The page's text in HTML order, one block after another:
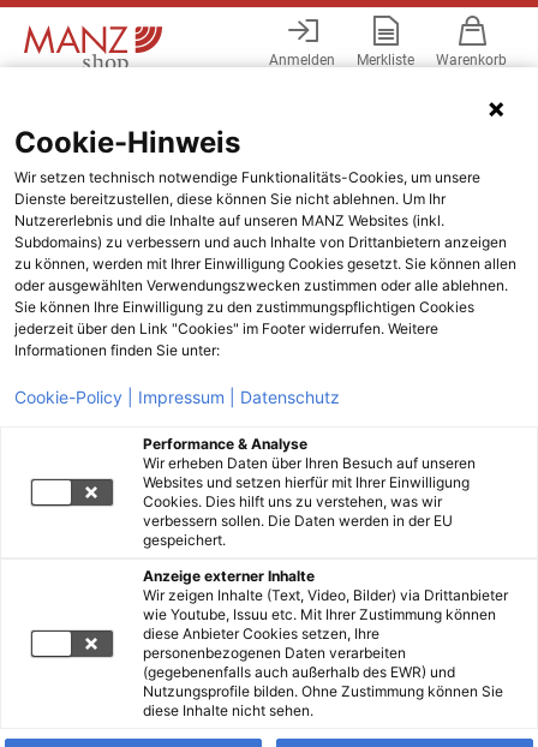
Anmelden Merkliste Warenkorb
Cookie-Hinweis
Wir setzen technisch notwendige Funktionalitäts-Cookies, um unsere
Dienste bereitzustellen, diese können Sie nicht ablehnen. Um Ihr
Nutzererlebnis und die Inhalte auf unseren MANZ Websites (inkl.
Subdomains) zu verbessern und auch Inhalte von Drittanbietern anzeigen
zu können, werden mit Ihrer Einwilligung Cookies gesetzt. Sie können allen
oder ausgewählten Verwendungszwecken zustimmen oder alle ablehnen.
Sie können Ihre Einwilligung zu den zustimmungspflichtigen Cookies
jederzeit über den Link "Cookies" im Footer widerrufen. Weitere
Informationen finden Sie unter:
Cookie-Policy | Impressum | Datenschutz
Performance & Analyse
Wir erheben Daten über Ihren Besuch auf unseren
Websites und setzen hierfür mit Ihrer Einwilligung
Cookies. Dies hilft uns zu verstehen, was wir
verbessern sollen. Die Daten werden in der EU
gespeichert.
Anzeige externer Inhalte
Wir zeigen Inhalte (Text, Video, Bilder) via Drittanbieter
wie Youtube, Issuu etc. Mit Ihrer Zustimmung können
diese Anbieter Cookies setzen, Ihre
personenbezogenen Daten verarbeiten
(gegebenenfalls auch außerhalb des EWR) und
Nutzungsprofile bilden. Ohne Zustimmung können Sie
diese Inhalte nicht sehen.